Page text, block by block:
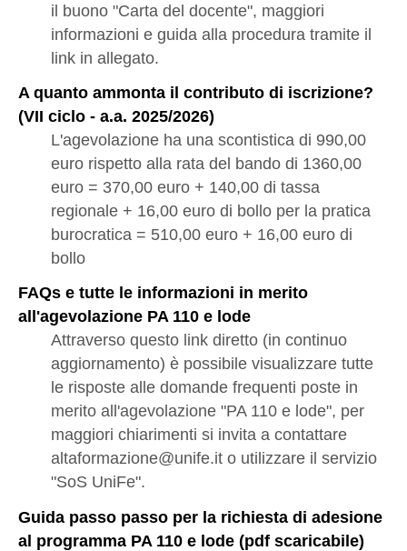
il buono "Carta del docente", maggiori
informazioni e guida alla procedura tramite il
link in allegato.
A quanto ammonta il contributo di iscrizione?
(VII ciclo - a.a. 2025/2026)
L'agevolazione ha una scontistica di 990,00
euro rispetto alla rata del bando di 1360,00
euro = 370,00 euro + 140,00 di tassa
regionale + 16,00 euro di bollo per la pratica
burocratica = 510,00 euro + 16,00 euro di
bollo
FAQs e tutte le informazioni in merito
all'agevolazione PA 110 e lode
Attraverso questo link diretto (in continuo
aggiornamento) è possibile visualizzare tutte
le risposte alle domande frequenti poste in
merito all'agevolazione "PA 110 e lode", per
maggiori chiarimenti si invita a contattare
altaformazione@unife.it o utilizzare il servizio
"SoS UniFe".
Guida passo passo per la richiesta di adesione
al programma PA 110 e lode (pdf scaricabile)